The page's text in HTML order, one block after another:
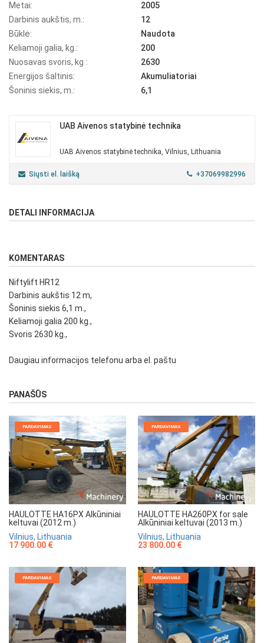
Metai:
2005
Darbinis aukštis, m.:
12
Būklė:
Naudota
Keliamoji galia, kg.:
200
Nuosavas svoris, kg :
2630
Energijos šaltinis:
Akumuliatoriai
Šoninis siekis, m.:
6,1
UAB Aivenos statybinė technika
UAB Aivenos statybinė technika, Vilnius, Lithuania
Siųsti el. laišką +37069982996
DETALI INFORMACIJA
KOMENTARAS
Niftylift HR12
Darbinis aukštis 12 m,
Šoninis siekis 6,1 m.,
Keliamoji galia 200 kg.,
Svoris 2630 kg.,
Daugiau informacijos telefonu arba el. paštu
PANAŠŪS
PARDAVIMAS
HAULOTTE HA16PX Alkūniniai
keltuvai (2012 m.)
Vilnius, Lithuania
17 900.00 €
PARDAVIMAS
HAULOTTE HA260PX for sale
Alkūniniai keltuvai (2013 m.)
Vilnius, Lithuania
23 800.00 €
PARDAVIMAS PARDAVIMAS